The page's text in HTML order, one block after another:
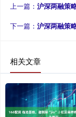
上一篇： 沪深两融策
下一篇： 沪深两融策
相关文章